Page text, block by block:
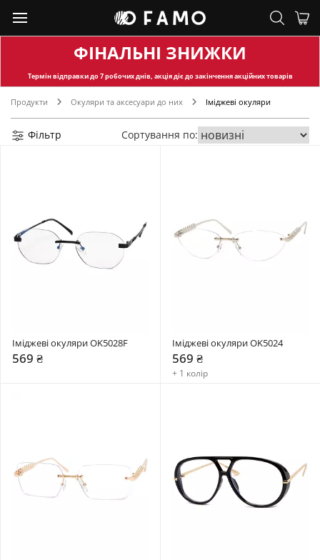
ФІНАЛЬНІ ЗНИЖКИ
Термін відправкидо 7 робочих днів, акція діє до закінчення акційних товарів
Продукти Окуляри та аксесуари до них Іміджеві окуляри
Фільтр Сортування по:
Іміджеві окуляри OK5028F
569 ₴
Іміджеві окуляри OK5024
569 ₴
+ 1 колір